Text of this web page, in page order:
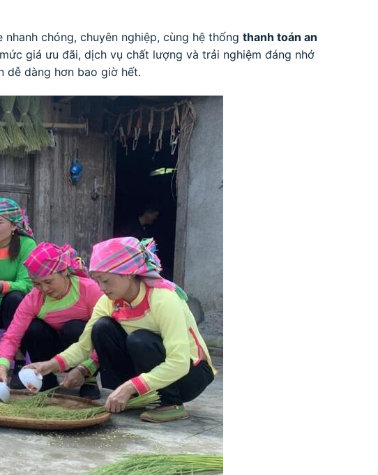
chóng, chuyên nghiệp, cùng hệ thống thanh toán an
giá ưu đãi, dịch vụ chất lượng và trải nghiệm đáng nhớ
dễ dàng hơn bao giờ hết.